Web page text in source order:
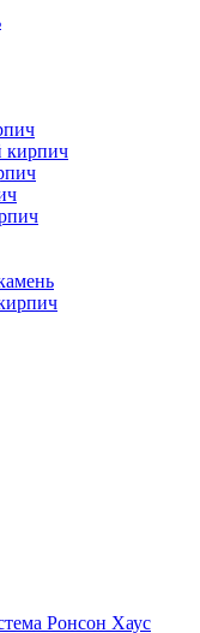
кирпич
Ронсон Хаус